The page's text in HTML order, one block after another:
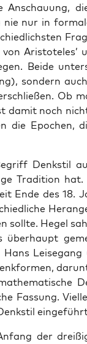
Anschau­ung,
nur in
Aris­to­te­les’
Bei­de
son­dern
Ob
damit noch
die Epo­chen,
Denk­stil
Tra­di­ti­on
Ende des 18.
soll­te. Hegel
Fas­sung.
der